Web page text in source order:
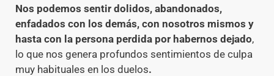
Nos podemos sentir dolidos, abandonados,
enfadados con los demás, con nosotros mismos y
hasta con la persona perdida por habernos dejado,
lo que nos genera profundos sentimientos de culpa
muy habituales en los duelos.